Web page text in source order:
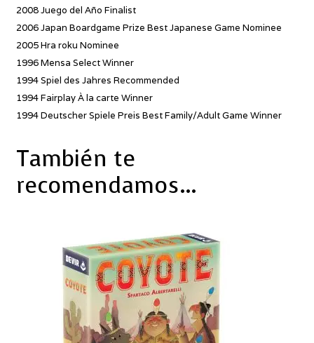
2008 Juego del Año Finalist
2006 Japan Boardgame Prize Best Japanese Game Nominee
2005 Hra roku Nominee
1996 Mensa Select Winner
1994 Spiel des Jahres Recommended
1994 Fairplay À la carte Winner
1994 Deutscher Spiele Preis Best Family/Adult Game Winner
También te
recomendamos…